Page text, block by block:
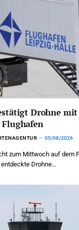
Drohne mit
05/08/2026
zum Mittwoch auf dem
Drohne…